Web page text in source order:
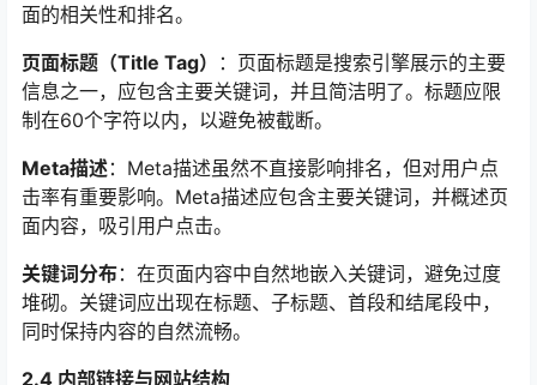
面的相关性和排名。
页面标题（Title Tag）
：页面标题是搜索引擎展示的主要
信息之一，应包含主要关键词，并且简洁明了。标题应限
制在60个字符以内，以避免被截断。
Meta描述：Meta描述虽然不直接影响排名，但对用户点
击率有重要影响。Meta描述应包含主要关键词，并概述页
面内容，吸引用户点击。
关键词分布：在页面内容中自然地嵌入关键词，避免过度
堆砌。关键词应出现在标题、子标题、首段和结尾段中，
同时保持内容的自然流畅。
2.4 内部链接与网站结构